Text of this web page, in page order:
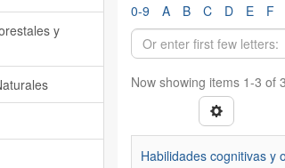
0-9 A B C D E F
Now showing items 1-3 of 3
Habilidades cognitivas y
y